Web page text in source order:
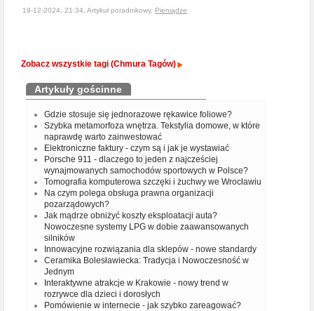
19-12-2024, 21:34, Artykuł poradnikowy, Pieniądze
Zobacz wszystkie tagi (Chmura Tagów)
Artykuły gościnne
Gdzie stosuje się jednorazowe rękawice foliowe?
Szybka metamorfoza wnętrza. Tekstylia domowe, w które
naprawdę warto zainwestować
Elektroniczne faktury - czym są i jak je wystawiać
Porsche 911 - dlaczego to jeden z najcześciej
wynajmowanych samochodów sportowych w Polsce?
Tomografia komputerowa szczęki i żuchwy we Wrocławiu
Na czym polega obsługa prawna organizacji
pozarządowych?
Jak mądrze obniżyć koszty eksploatacji auta?
Nowoczesne systemy LPG w dobie zaawansowanych
silników
Innowacyjne rozwiązania dla sklepów - nowe standardy
Ceramika Bolesławiecka: Tradycja i Nowoczesność w
Jednym
Interaktywne atrakcje w Krakowie - nowy trend w
rozrywce dla dzieci i dorosłych
Pomówienie w internecie - jak szybko zareagować?